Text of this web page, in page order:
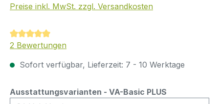
Preise inkl. MwSt. zzgl. Versandkosten
Durchschnittliche Bewertung von 5 von 5 Sternen
2 Bewertungen
Sofort verfügbar, Lieferzeit: 7 - 10 Werktage
Ausstattungsvarianten - VA-Basic PLUS